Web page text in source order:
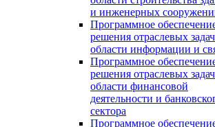
и инженерных
Программное
решения отраслевых
области информации и
Программное
решения отраслевых
области финансовой
деятельности и
сектора
Программное